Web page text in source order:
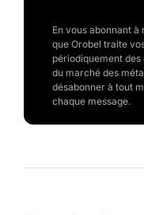
En vous abonnant
que Orobel traite
périodiquement des
du marché des
désabonner à tout
chaque message.